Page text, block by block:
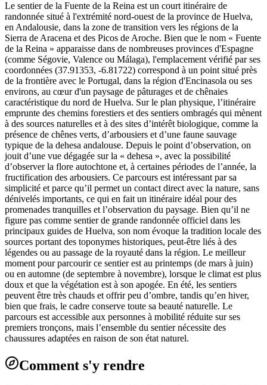
Le sentier de la Fuente de la Reina est un court itinéraire de
randonnée situé à l'extrémité nord-ouest de la province de Huelva,
en Andalousie, dans la zone de transition vers les régions de la
Sierra de Aracena et des Picos de Aroche. Bien que le nom « Fuente
de la Reina » apparaisse dans de nombreuses provinces d'Espagne
(comme Ségovie, Valence ou Málaga), l'emplacement vérifié par ses
coordonnées (37.91353, -6.81722) correspond à un point situé près
de la frontière avec le Portugal, dans la région d'Encinasola ou ses
environs, au cœur d'un paysage de pâturages et de chênaies
caractéristique du nord de Huelva. Sur le plan physique, l’itinéraire
emprunte des chemins forestiers et des sentiers ombragés qui mènent
à des sources naturelles et à des sites d’intérêt biologique, comme la
présence de chênes verts, d’arbousiers et d’une faune sauvage
typique de la dehesa andalouse. Depuis le point d’observation, on
jouit d’une vue dégagée sur la « dehesa », avec la possibilité
d’observer la flore autochtone et, à certaines périodes de l’année, la
fructification des arbousiers. Ce parcours est intéressant par sa
simplicité et parce qu’il permet un contact direct avec la nature, sans
dénivelés importants, ce qui en fait un itinéraire idéal pour des
promenades tranquilles et l’observation du paysage. Bien qu’il ne
figure pas comme sentier de grande randonnée officiel dans les
principaux guides de Huelva, son nom évoque la tradition locale des
sources portant des toponymes historiques, peut-être liés à des
légendes ou au passage de la royauté dans la région. Le meilleur
moment pour parcourir ce sentier est au printemps (de mars à juin)
ou en automne (de septembre à novembre), lorsque le climat est plus
doux et que la végétation est à son apogée. En été, les sentiers
peuvent être très chauds et offrir peu d’ombre, tandis qu’en hiver,
bien que frais, le cadre conserve toute sa beauté naturelle. Le
parcours est accessible aux personnes à mobilité réduite sur ses
premiers tronçons, mais l’ensemble du sentier nécessite des
chaussures adaptées en raison de son état naturel.
Comment s'y rendre